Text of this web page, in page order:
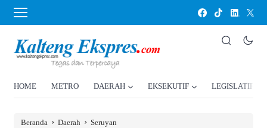
HOME METRO DAERAH EKSEKUTIF LEGISLATIF
Beranda › Daerah › Seruyan